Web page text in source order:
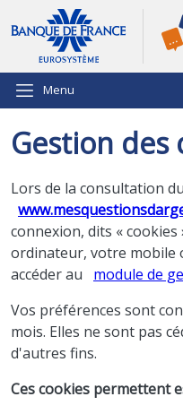
Aller au contenu principal
Menu
Gestion des
Lors de la consultation
connexion, dits «
ordinateur, votre mobile
accéder au
module de
Vos préférences sont
mois. Elles ne sont pas
d'autres fins.
Ces cookies permettent